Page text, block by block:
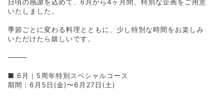
いたしました。
季節ごとに変わる料理とともに、少し特別な時間をお楽しみ
いただけたら嬉しいです。
⸻
■ 6月｜5周年特別スペシャルコース
期間：6月5日(金)〜6月27日(土)